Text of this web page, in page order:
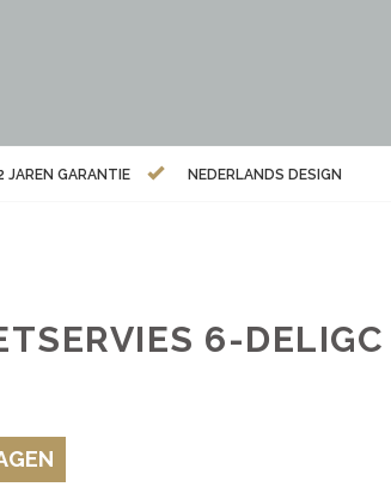
JAREN GARANTIE NEDERLANDS DESIGN
6-DELIGC